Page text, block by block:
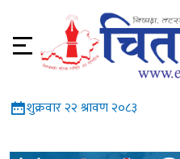
शुक्रवार २२ श्रावण २०८३